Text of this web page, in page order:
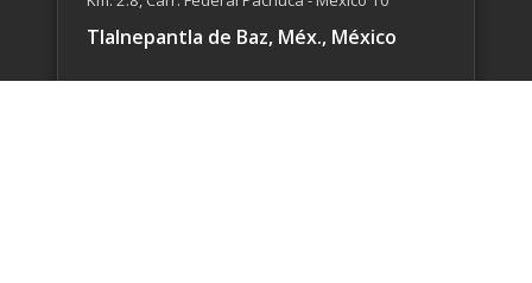
Km. 2.8, Carr. Federal Pachuca - Mexico 10